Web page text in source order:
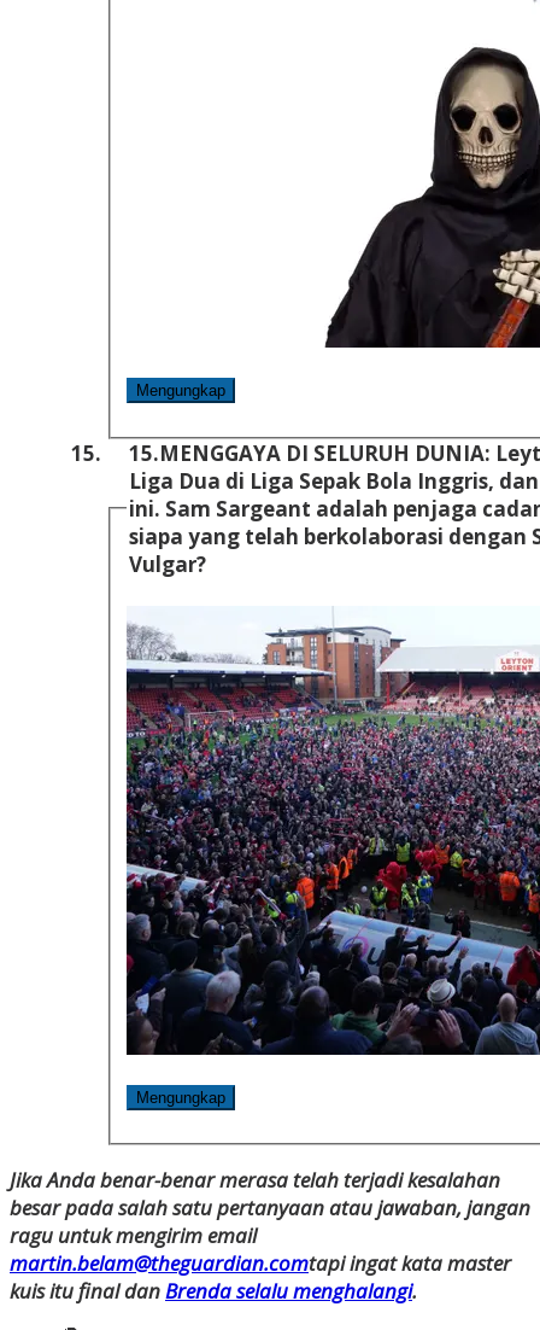
Mengungkap
15.MENGGAYA DI SELURUH DUNIA:
Liga Dua di Liga Sepak Bola Inggris,
ini. Sam Sargeant adalah penjaga cadangan di O musim lalu, tetapi
siapa yang telah berkolaborasi dengan
Vulgar?
Mengungkap
Jika Anda benar-benar merasa telah terjadi kesalahan
besar pada salah satu pertanyaan atau jawaban, jangan
ragu untuk mengirim email
martin.belam@theguardian.comtapi ingat kata master
kuis itu final danBrenda selalu menghalangi.